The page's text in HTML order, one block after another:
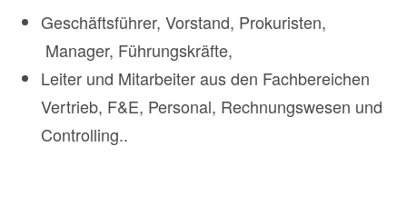
Geschäftsführer, Vorstand, Prokuristen,
Manager, Führungskräfte,
Leiter und Mitarbeiter aus den Fachbereichen
Vertrieb, F&E, Personal, Rechnungswesen und
Controlling..